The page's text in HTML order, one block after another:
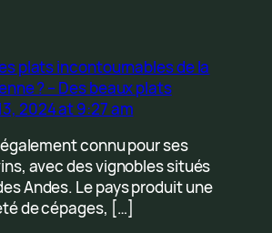
plats incontournables de la
? – Des beaux plats
2024 at 9:27 am
connu pour ses
avec des vignobles situés
Andes. Le pays produit une
de cépages, […]